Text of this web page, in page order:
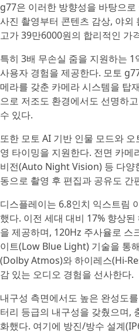
g77은 이러한 방향성을 바탕으
사진 촬영부터 콘텐츠 감상, 야
고가 39만6000원의 합리적인 가
특히 3배 무손실 줌을 지원하는
사용자 경험을 제공한다. 모토
메라를 갖춘 카메라 시스템을 탑
으로 저조도 환경에서도 선명하
수 있다.
또한 모토 AI 기반 인물 모드와
영 타이밍을 지원한다. 전면 카
비전(Auto Night Vision) 등 다양
동으로 촬영 후 편집과 공유도 간
디스플레이는 6.8인치 익스트림
했다. 이전 세대 대비 17% 향상
을 제공하며, 120Hz 주사율로 스
이트(Low Blue Light) 기술을 통
(Dolby Atmos)와 하이레스(Hi-
감 있는 오디오 경험을 선사한다.
내구성 측면에서도 높은 완성도
터리 등급의 내구성을 갖췄으며,
화했다. 여기에 방진/방수 설계